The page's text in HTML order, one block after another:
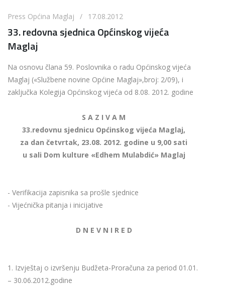
Press Općina Maglaj / 17.08.2012
33. redovna sjednica Općinskog vijeća
Maglaj
Na osnovu člana 59. Poslovnika o radu Općinskog vijeća
Maglaj («Službene novine Općine Maglaj»,broj: 2/09), i
zaključka Kolegija Općinskog vijeća od 8.08. 2012. godine
S A Z I V A M
33.redovnu sjednicu Općinskog vijeća Maglaj,
za dan četvrtak, 23.08. 2012. godine u 9,00 sati
u sali Dom kulture «Edhem Mulabdić» Maglaj
- Verifikacija zapisnika sa prošle sjednice
- Vijećnička pitanja i inicijative
D N E V N I R E D
1. Izvještaj o izvršenju Budžeta-Proračuna za period 01.01.
– 30.06.2012.godine